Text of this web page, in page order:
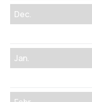
Dec.
Jan.